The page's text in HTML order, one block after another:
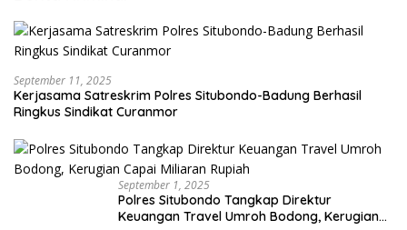
September 11, 2025
Kerjasama Satreskrim Polres Situbondo-Badung Berhasil
Ringkus Sindikat Curanmor
September 1, 2025
Polres Situbondo Tangkap Direktur
Keuangan Travel Umroh Bodong, Kerugian